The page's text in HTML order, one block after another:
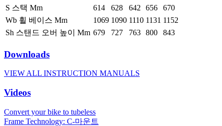
S 스택 Mm
614 628 642 656
670
Wb 휠 베이스 Mm
1069 1090 1110 1131 1152
Sh 스탠드 오버 높이 Mm 679 727 763 800 843
Downloads
VIEW ALL INSTRUCTION MANUALS
Videos
Convert your bike to tubeless
Frame Technology: C-마운트